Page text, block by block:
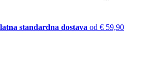
standardna dostava od € 59,90